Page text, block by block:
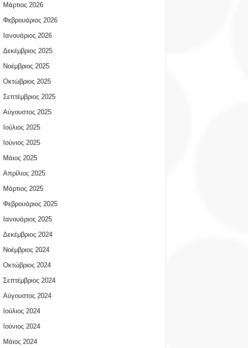
Μάρτιος 2026
Φεβρουάριος 2026
Ιανουάριος 2026
Δεκέμβριος 2025
Νοέμβριος 2025
Οκτώβριος 2025
Σεπτέμβριος 2025
Αύγουστος 2025
Ιούλιος 2025
Ιούνιος 2025
Μάιος 2025
Απρίλιος 2025
Μάρτιος 2025
Φεβρουάριος 2025
Ιανουάριος 2025
Δεκέμβριος 2024
Νοέμβριος 2024
Οκτώβριος 2024
Σεπτέμβριος 2024
Αύγουστος 2024
Ιούλιος 2024
Ιούνιος 2024
Μάιος 2024